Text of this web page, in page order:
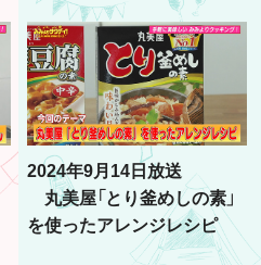
2024年9月14日放送
丸美屋「とり釜めしの素」
を使ったアレンジレシピ